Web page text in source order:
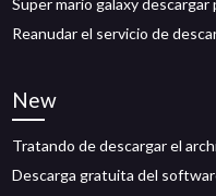
Super mario galaxy descargar
Reanudar el servicio de
New
Tratando de descargar el
Descarga gratuita del